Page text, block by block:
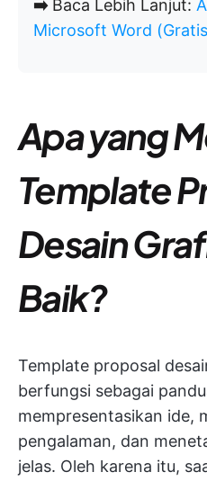
➡️Baca Lebih Lanjut:
Microsoft Word
Apa yang
Template
Desain
Baik?
Template proposal
berfungsi sebagai
mempresentasikan ide,
pengalaman, dan
jelas. Oleh karena itu,